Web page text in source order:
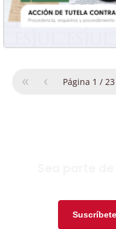
« ‹ Página 1 / 23